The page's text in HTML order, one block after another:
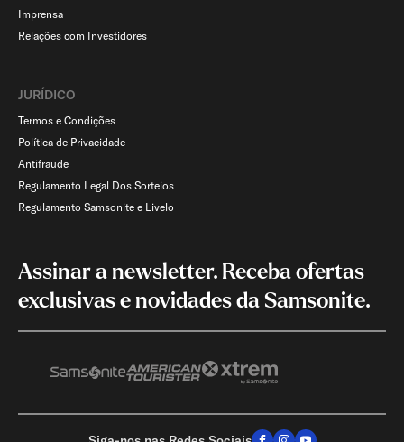
Imprensa
Relações com Investidores
JURÍDICO
Termos e Condições
Política de Privacidade
Antifraude
Regulamento Legal Dos Sorteios
Regulamento Samsonite e Livelo
Assinar a newsletter. Receba ofertas
exclusivas e novidades da Samsonite.